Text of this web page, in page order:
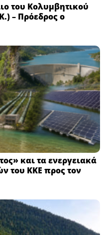
του Κολυμβητικού
– Πρόεδρος ο
και τα ενεργειακά
του ΚΚΕ προς τον